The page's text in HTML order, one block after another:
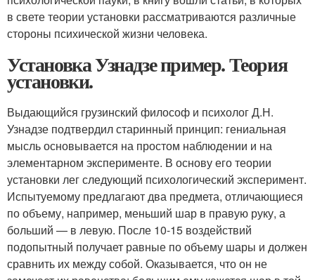
в свете теории установки рассматриваются различные
стороны психической жизни человека.
Установка Узнадзе пример. Теория
установки.
Выдающийся грузинский философ и психолог Д.Н.
Узнадзе подтвердил старинный принцип: гениальная
мысль основывается на простом наблюдении и на
элементарном эксперименте. В основу его теории
установки лег следующий психологический эксперимент.
Испытуемому предлагают два предмета, отличающиеся
по объему, например, меньший шар в правую руку, а
больший — в левую. После 10-15 воздействий
подопытный получает равные по объему шары и должен
сравнить их между собой. Оказывается, что он не